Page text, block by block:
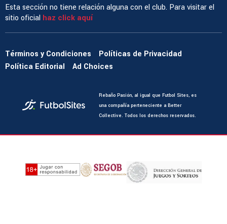
Esta sección no tiene relación alguna con el club. Para visitar el
sitio oficial haz click aquí
Términos y Condiciones
Políticas de Privacidad
Política Editorial
Ad Choices
Rebaño Pasión, al igual que Futbol Sites, es
una compañía perteneciente a Better
Collective. Todos los derechos reservados.